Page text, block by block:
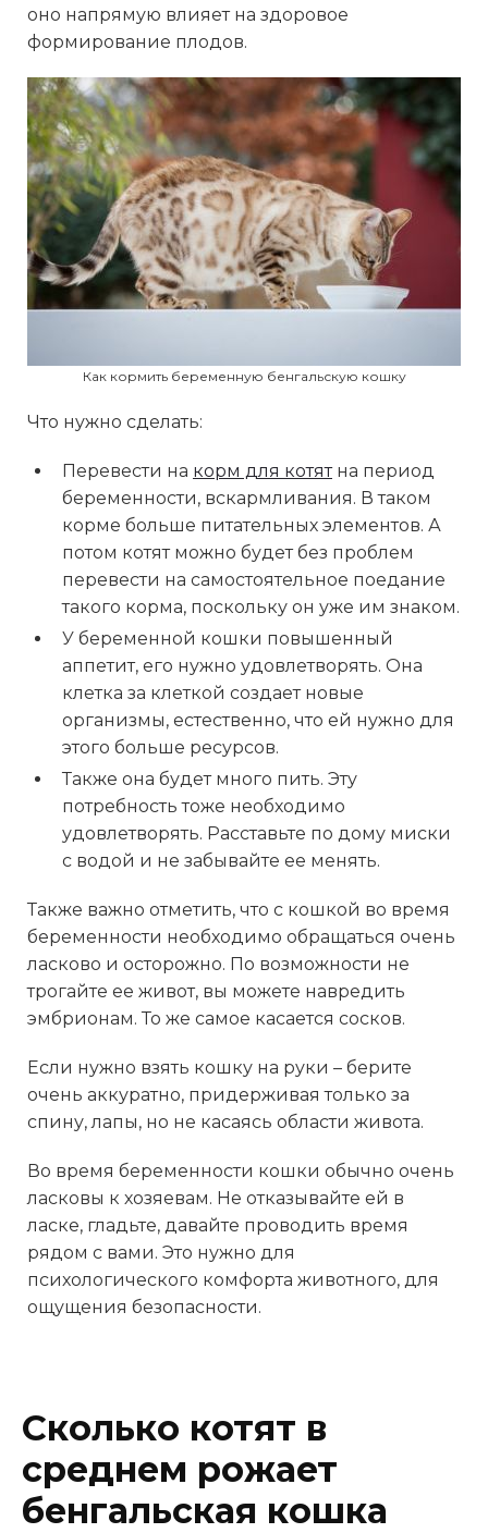
оно напрямую влияет на здоровое
формирование плодов.
Как кормить беременную бенгальскую кошку
Что нужно сделать:
Перевести на корм для котят на период
беременности, вскармливания. В таком
корме больше питательных элементов. А
потом котят можно будет без проблем
перевести на самостоятельное поедание
такого корма, поскольку он уже им знаком.
У беременной кошки повышенный
аппетит, его нужно удовлетворять. Она
клетка за клеткой создает новые
организмы, естественно, что ей нужно для
этого больше ресурсов.
Также она будет много пить. Эту
потребность тоже необходимо
удовлетворять. Расставьте по дому миски
с водой и не забывайте ее менять.
Также важно отметить, что с кошкой во время
беременности необходимо обращаться очень
ласково и осторожно. По возможности не
трогайте ее живот, вы можете навредить
эмбрионам. То же самое касается сосков.
Если нужно взять кошку на руки – берите
очень аккуратно, придерживая только за
спину, лапы, но не касаясь области живота.
Во время беременности кошки обычно очень
ласковы к хозяевам. Не отказывайте ей в
ласке, гладьте, давайте проводить время
рядом с вами. Это нужно для
психологического комфорта животного, для
ощущения безопасности.
Сколько котят в
среднем рожает
бенгальская кошка